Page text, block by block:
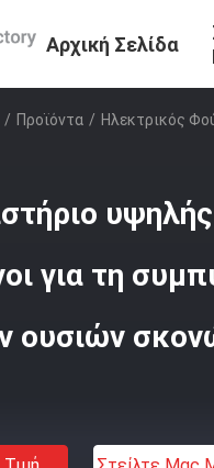
Αρχική Σελίδα
/ Προϊόντα / Ηλεκτρικός
για τη
ουσιών